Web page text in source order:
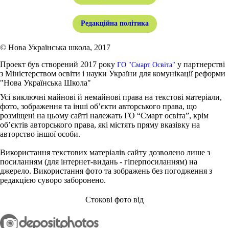
Редакційна політика
© Нова Українська школа, 2017
Проект був створений 2017 року ГО "Смарт Освіта" у партнерстві
з Міністерством освіти і науки України для комунікації реформи
"Нова Українська Школа"
Усі виключні майнові й немайнові права на текстові матеріали,
фото, зображення та інші об’єкти авторського права, що
розміщені на цьому сайті належать ГО “Смарт освіта”, крім
об’єктів авторського права, які містять пряму вказівку на
авторство іншої особи.
Використання текстових матеріалів сайту дозволено лише з
посиланням (для інтернет-видань - гіперпосиланням) на
джерело. Використання фото та зображень без погодження з
редакцією суворо заборонено.
Стокові фото від